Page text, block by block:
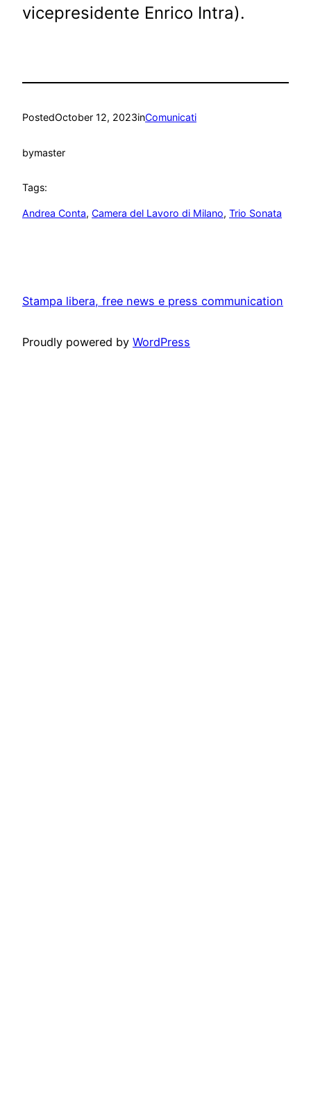
vicepresidente Enrico Intra).
PostedOctober 12, 2023inComunicati
bymaster
Tags:
Andrea Conta, Camera del Lavoro di Milano, Trio Sonata
Stampa libera, free news e press communication
Proudly powered by WordPress